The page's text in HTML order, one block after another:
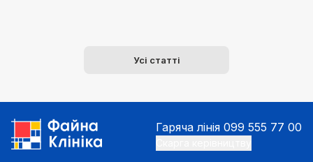
Усі статті
Гаряча лінія 099 555 77 00